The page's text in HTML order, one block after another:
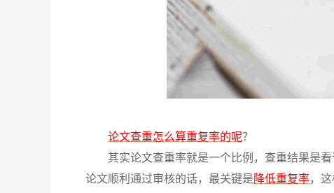
论文查重怎么算重复率的呢？
其实论文查重率就是一个比例，查重结果是
论文顺利通过审核的话，最关键是 降低重复率，